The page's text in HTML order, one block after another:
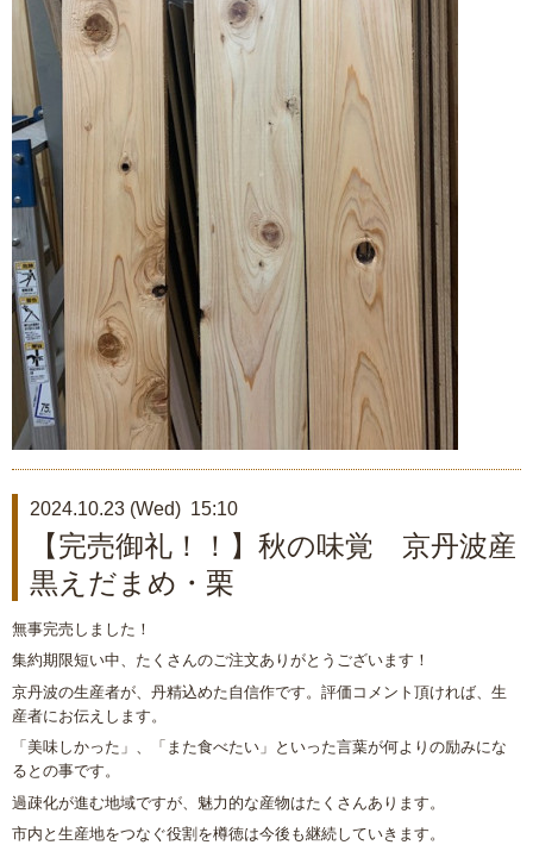
2024.10.23 (Wed) 15:10
【完売御礼！！】秋の味覚 京丹波産
黒えだまめ・栗
無事完売しました！
集約期限短い中、たくさんのご注文ありがとうございます！
京丹波の生産者が、丹精込めた自信作です。評価コメント頂ければ、生
産者にお伝えします。
「美味しかった」、「また食べたい」といった言葉が何よりの励みにな
るとの事です。
過疎化が進む地域ですが、魅力的な産物はたくさんあります。
市内と生産地をつなぐ役割を樽徳は今後も継続していきます。